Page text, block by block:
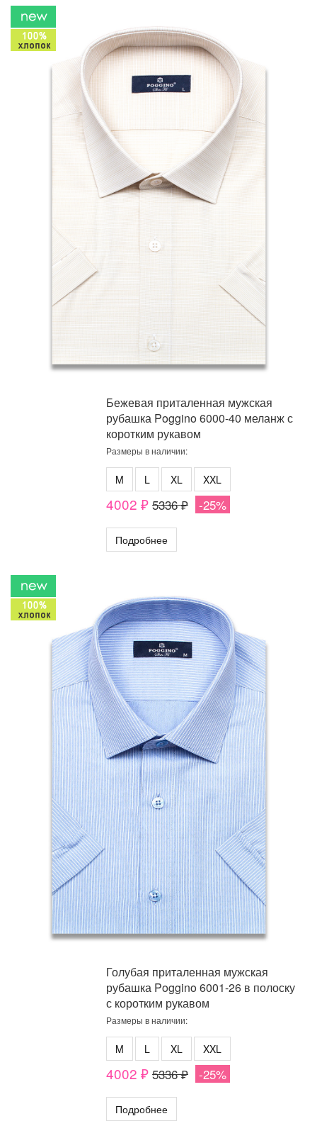
Бежевая приталенная мужская
рубашка Poggino 6000-40 меланж с
коротким рукавом
Размеры в наличии:
M L XL XXL
4002 ₽ 5336 ₽ -25%
Подробнее
Голубая приталенная мужская
рубашка Poggino 6001-26 в полоску
с коротким рукавом
Размеры в наличии:
M L XL XXL
4002 ₽ 5336 ₽ -25%
Подробнее